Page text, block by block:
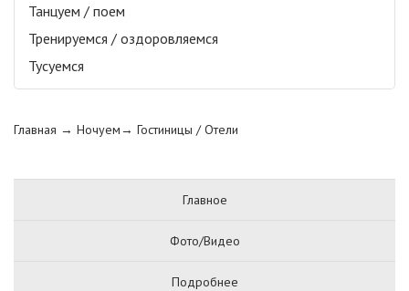
Танцуем / поем
Тренируемся / оздоровляемся
Тусуемся
Главная → Ночуем→ Гостиницы / Отели
Главное
Фото/Видео
Подробнее